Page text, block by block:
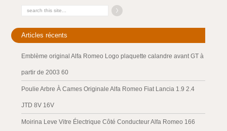
Articles récents
Emblème original Alfa Romeo Logo plaquette calandre avant GT à
partir de 2003 60
Poulie Arbre À Cames Originale Alfa Romeo Fiat Lancia 1.9 2.4
JTD 8V 16V
Moirina Leve Vitre Électrique Côté Conducteur Alfa Romeo 166